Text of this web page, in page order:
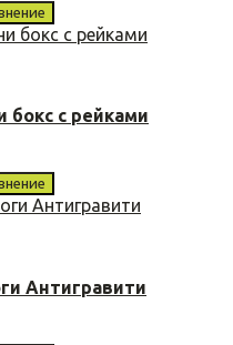
бoкс с рейками
Антигравити